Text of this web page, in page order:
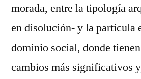
morada, entre la tipología
en disolución- y la partícula
dominio social, donde
cambios más significativos